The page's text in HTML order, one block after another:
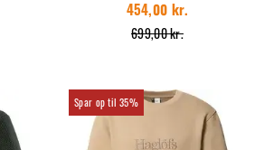
699,00 kr.
454,00 kr.
35%